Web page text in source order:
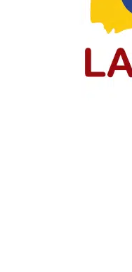
LEER MÁS